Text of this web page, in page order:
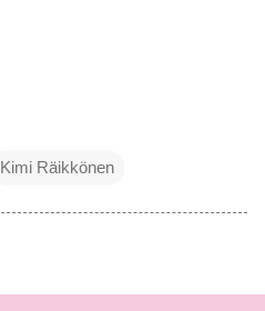
Kimi Räikkönen